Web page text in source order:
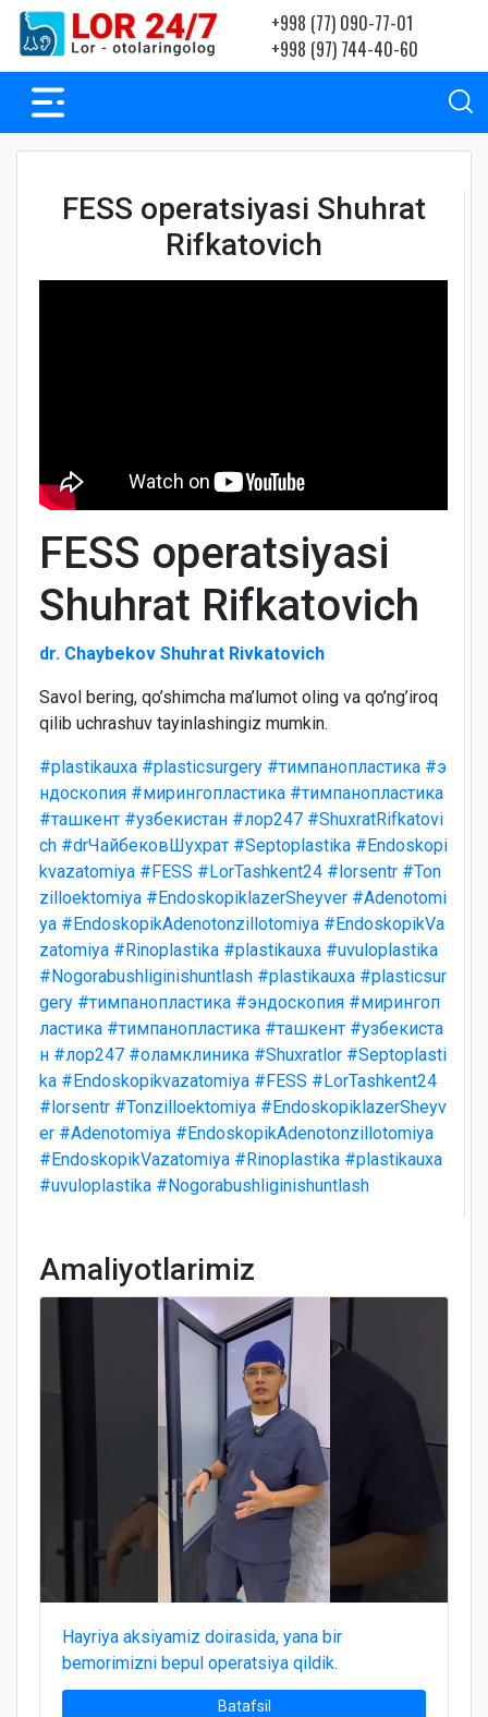
+998 (77) 090-77-01
+998 (97) 744-40-60
FESS operatsiyasi Shuhrat
Rifkatovich
FESS operatsiyasi
Shuhrat Rifkatovich
dr. Chaybekov Shuhrat Rivkatovich
Savol bering, qo’shimcha ma’lumot oling va qo’ng’iroq
qilib uchrashuv tayinlashingiz mumkin.
#plastikauxa #plasticsurgery #тимпанопластика #э
ндоскопия #мирингопластика #тимпанопластика
#ташкент #узбекистан #лор247 #ShuxratRifkatovi
ch #drЧайбековШухрат #Septoplastika #Endoskopi
kvazatomiya #FESS #LorTashkent24 #lorsentr #Ton
zilloektomiya #EndoskopiklazerSheyver #Adenotomi
ya #EndoskopikAdenotonzillotomiya #EndoskopikVa
zatomiya #Rinoplastika #plastikauxa #uvuloplastika
#Nogorabushliginishuntlash #plastikauxa #plasticsur
gery #тимпанопластика #эндоскопия #мирингоп
ластика #тимпанопластика #ташкент #узбекиста
н #лор247 #оламклиника #Shuxratlor #Septoplasti
ka #Endoskopikvazatomiya #FESS #LorTashkent24
#lorsentr #Tonzilloektomiya #EndoskopiklazerSheyv
er #Adenotomiya #EndoskopikAdenotonzillotomiya
#EndoskopikVazatomiya #Rinoplastika #plastikauxa
#uvuloplastika #Nogorabushliginishuntlash
Amaliyotlarimiz
Hayriya aksiyamiz doirasida, yana bir
bemorimizni bepul operatsiya qildik.
Batafsil